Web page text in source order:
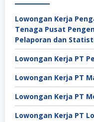
Lowongan Kerja
Tenaga Pusat
Pelaporan dan
Lowongan Kerja PT
Lowongan Kerja PT
Lowongan Kerja PT
Lowongan Kerja PT